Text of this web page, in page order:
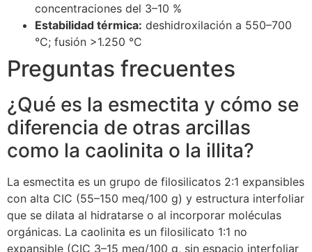
concentraciones del 3–10 %
Estabilidad térmica: deshidroxilación a 550–700
°C; fusión >1.250 °C
Preguntas frecuentes
¿Qué es la esmectita y cómo se
diferencia de otras arcillas
como la caolinita o la illita?
La esmectita es un grupo de filosilicatos 2:1 expansibles
con alta CIC (55–150 meq/100 g) y estructura interfoliar
que se dilata al hidratarse o al incorporar moléculas
orgánicas. La caolinita es un filosilicato 1:1 no
expansible (CIC 3–15 meq/100 g, sin espacio interfoliar